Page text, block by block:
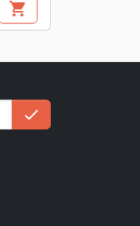
shopping_cart
check